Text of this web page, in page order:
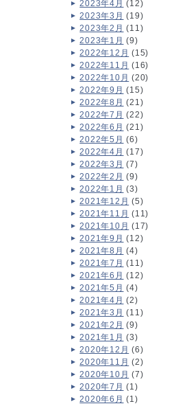
2023年4月 (12)
2023年3月 (19)
2023年2月 (11)
2023年1月 (9)
2022年12月 (15)
2022年11月 (16)
2022年10月 (20)
2022年9月 (15)
2022年8月 (21)
2022年7月 (22)
2022年6月 (21)
2022年5月 (6)
2022年4月 (17)
2022年3月 (7)
2022年2月 (9)
2022年1月 (3)
2021年12月 (5)
2021年11月 (11)
2021年10月 (17)
2021年9月 (12)
2021年8月 (4)
2021年7月 (11)
2021年6月 (12)
2021年5月 (4)
2021年4月 (2)
2021年3月 (11)
2021年2月 (9)
2021年1月 (3)
2020年12月 (6)
2020年11月 (2)
2020年10月 (7)
2020年7月 (1)
2020年6月 (1)